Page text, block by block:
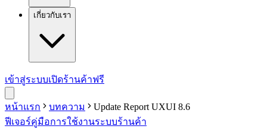
เกี่ยวกับเรา
เข้าสู่ระบบเปิดร้านค้าฟรี
หน้าแรก บทความ
Update Report UXUI 8.6
ฟีเจอร์คู่มือการใช้งานระบบร้านค้า